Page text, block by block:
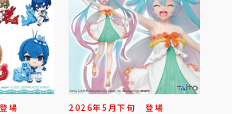
場 2026年5 月下旬 登場